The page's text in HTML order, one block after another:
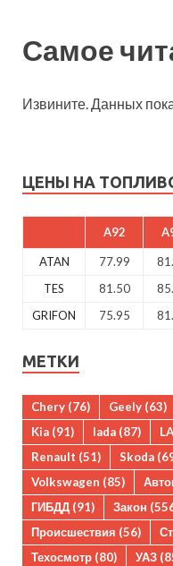
Самое
Извините. Данных
ЦЕНЫ НА
A92
ATAN 77.99
TES
81.50
GRIFON
75.95
МЕТКИ
Chery (76) Geely (63)
Kia (91) lada (87)
Renault (51) Skoda
Volkswagen (85)
ГИБДД (91) Закон
Происшествия (56)
Техосмотр (80) УАЗ